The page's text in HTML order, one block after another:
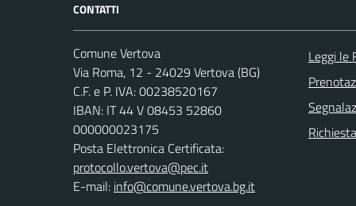
CONTATTI
Comune Vertova
Via Roma, 12 - 24029 Vertova (BG)
C.F. e P. IVA: 00238520167
IBAN: IT 44 V 08453 52860
000000023175
Posta Elettronica Certificata:
protocollo.vertova@pec.it
E-mail: info@comune.vertova.bg.it
Leggi le